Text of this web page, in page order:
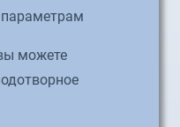
можете